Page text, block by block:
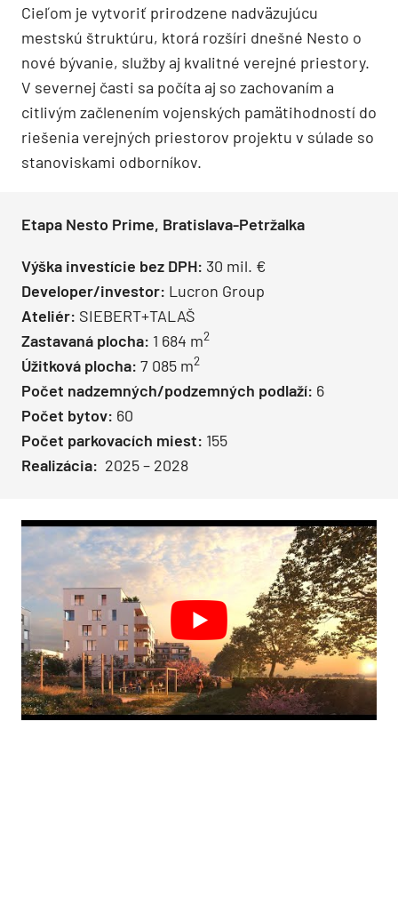
Cieľom je vytvoriť prirodzene nadväzujúcu
mestskú štruktúru, ktorá rozšíri dnešné Nesto o
nové bývanie, služby aj kvalitné verejné priestory.
V severnej časti sa počíta aj so zachovaním a
citlivým začlenením vojenských pamätihodností do
riešenia verejných priestorov projektu v súlade so
stanoviskami odborníkov.
Etapa Nesto Prime, Bratislava-Petržalka
Výška investície bez DPH: 30 mil. €
Developer/investor: Lucron Group
Ateliér: SIEBERT+TALAŠ
Zastavaná plocha: 1 684 m2
Úžitková plocha: 7 085 m2
Počet nadzemných/podzemných podlaží: 6
Počet bytov: 60
Počet parkovacích miest: 155
Realizácia: 2025 – 2028